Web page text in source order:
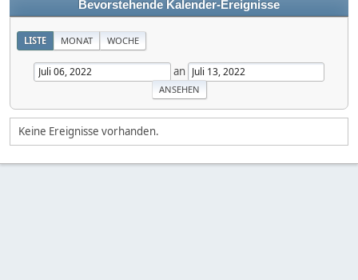
Bevorstehende Kalender-Ereignisse
LISTE MONAT WOCHE
an
Keine Ereignisse vorhanden.